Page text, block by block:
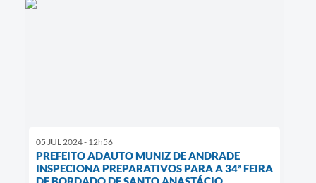
05 JUL 2024 - 12h56
PREFEITO ADAUTO MUNIZ DE ANDRADE
INSPECIONA PREPARATIVOS PARA A 34ª FEIRA